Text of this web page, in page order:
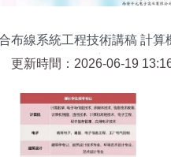
布線系統工程技術講稿 計算
的核心實踐
更新時間：2026-06-19